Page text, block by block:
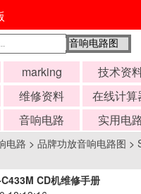
marking 技术资
维修资料 在线计算
音响电路 实用电
电路 > 品牌功放音响电路图 >
CD机维修手册